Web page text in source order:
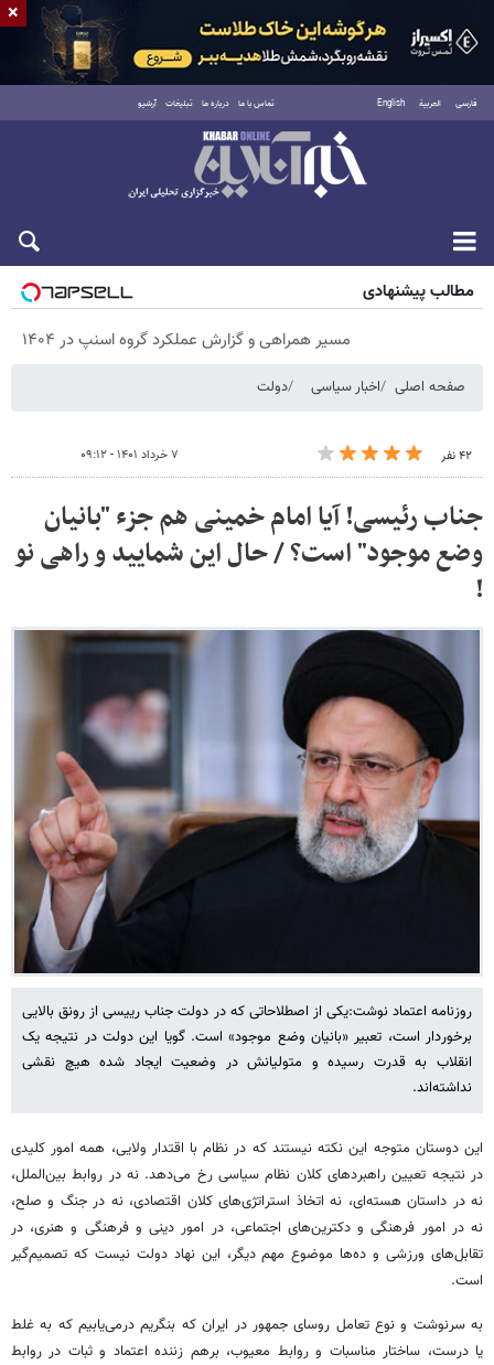
فارسی العربية English تماس با ما درباره ما تبلیغات آرشیو
پنجشنبه ۱۵ مرداد ۱۴۰۵
مطالب پیشنهادی
مسیر همراهی و گزارش عملکرد گروه اسنپ در ۱۴۰۴
صفحه اصلی اخبار سیاسی دولت
۴۲ نفر ۷ خرداد ۱۴۰۱ - ۰۹:۱۲
جناب رئیسی! آیا امام خمینی هم جزء "بانیان
وضع موجود" است؟ / حال این شمایید و راهی نو
!
روزنامه اعتماد نوشت:یکی از اصطلاحاتی که در دولت جناب رییسی از رونق بالایی
برخوردار است، تعبیر «بانیان وضع موجود» است. گویا این دولت در نتیجه یک
انقلاب به قدرت رسیده و متولیانش در وضعیت ایجاد شده هیچ نقشی
نداشته‌اند.
این دوستان متوجه این نکته نیستند که در نظام با اقتدار ولایی، همه امور کلیدی
در نتیجه تعیین راهبردهای کلان نظام سیاسی رخ می‌دهد. نه در روابط بین‌الملل،
نه در داستان هسته‌ای، نه اتخاذ استراتژی‌های کلان اقتصادی، نه در جنگ و صلح،
نه در امور فرهنگی و دکترین‌های اجتماعی، در امور دینی و فرهنگی و هنری، در
تقابل‌های ورزشی و ده‌ها موضوع مهم دیگر، این نهاد دولت نیست که تصمیم‌گیر
است.
به سرنوشت و نوع تعامل روسای جمهور در ایران که بنگریم درمی‌یابیم که به غلط
یا درست، ساختار مناسبات و روابط معیوب، برهم زننده اعتماد و ثبات در روابط
×